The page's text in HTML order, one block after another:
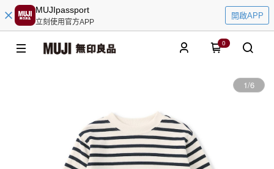
MUJIpassport
立刻使用官方APP
開啟APP
0
1/6